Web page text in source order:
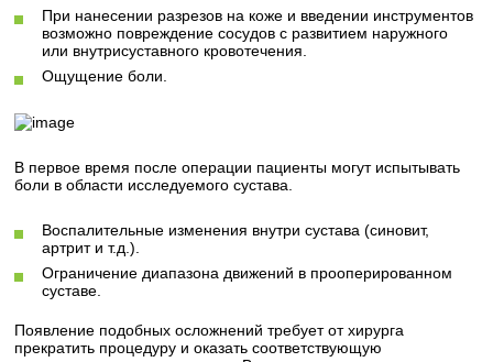
При нанесении разрезов на коже и введении инструментов
возможно повреждение сосудов с развитием наружного
или внутрисуставного кровотечения.
Ощущение боли.
В первое время после операции пациенты могут испытывать
боли в области исследуемого сустава.
Воспалительные изменения внутри сустава (синовит,
артрит и т.д.).
Ограничение диапазона движений в прооперированном
суставе.
Появление подобных осложнений требует от хирурга
прекратить процедуру и оказать соответствующую